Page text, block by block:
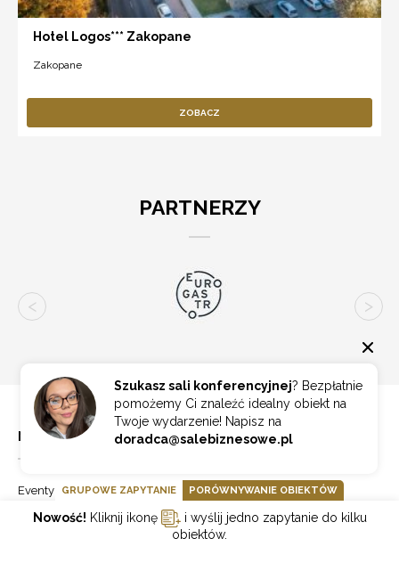
Hotel Logos*** Zakopane
Zakopane
ZOBACZ
PARTNERZY
Szukasz sali konferencyjnej? Bezpłatnie
pomożemy Ci znaleźć idealny obiekt na
Twoje wydarzenie! Napisz na
doradca@salebiznesowe.pl
NA SKRÓTY
Eventy Online
Aktualności
GRUPOWE ZAPYTANIE PORÓWNYWANIE OBIEKTÓW
Nowość! Kliknij ikonę
i wyślij jedno zapytanie do kilku
obiektów.